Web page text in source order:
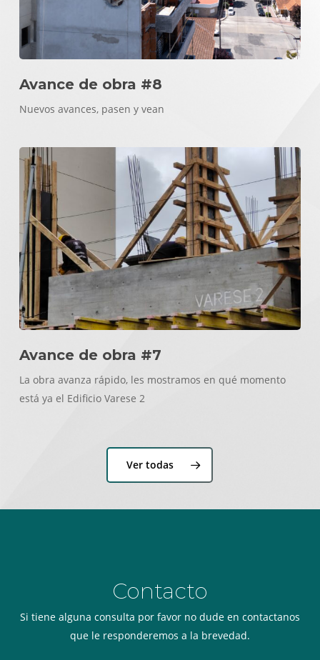
Avance de obra #8
Nuevos avances, pasen y vean
Avance de obra #7
La obra avanza rápido, les mostramos en qué momento
está ya el Edificio Varese 2
Ver todas
Contacto
Si tiene alguna consulta por favor no dude en contactanos
que le responderemos a la brevedad.